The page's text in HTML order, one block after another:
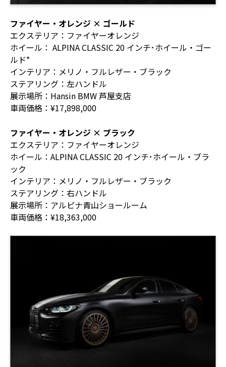
ファイヤー・オレンジ × ゴールド
エクステリア：ファイヤーオレンジ
ホイール： ALPINA CLASSIC 20 インチ･ホイール・ゴー
ルド*
インテリア：メリノ・フルレザー・ブラック
ステアリング：左ハンドル
展示場所：Hansin BMW 芦屋支店
車両価格：¥17,898,000
ファイヤー・オレンジ × ブラック
エクステリア：ファイヤーオレンジ
ホイール：ALPINA CLASSIC 20 インチ･ホイール・ブラ
ック
インテリア：メリノ・フルレザー・ブラック
ステアリング：右ハンドル
展示場所：アルピナ青山ショールーム
車両価格：¥18,363,000